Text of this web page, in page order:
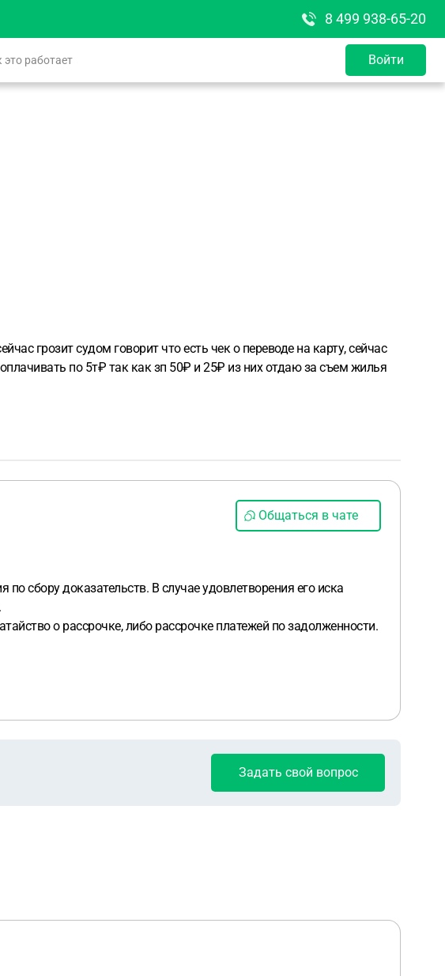
8 499 938-65-20
это работает Войти
грозит судом говорит что есть чек о переводе на карту, сейчас
по 5т₽ так как зп 50₽ и 25₽ из них отдаю за съем жилья
Общаться в чате
сбору доказательств. В случае удовлетворения его иска
о рассрочке, либо рассрочке платежей по задолженности.
Задать свой вопрос